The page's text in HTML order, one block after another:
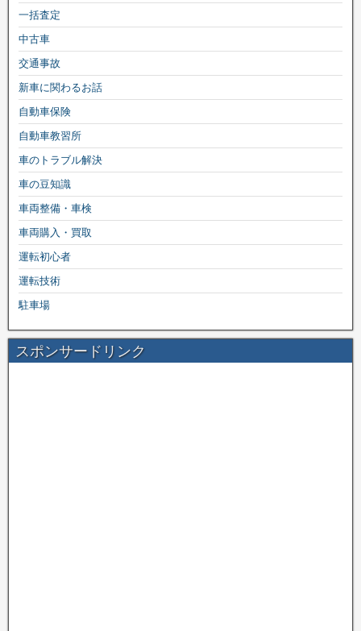
一括査定
中古車
交通事故
新車に関わるお話
自動車保険
自動車教習所
車のトラブル解決
車の豆知識
車両整備・車検
車両購入・買取
運転初心者
運転技術
駐車場
スポンサードリンク